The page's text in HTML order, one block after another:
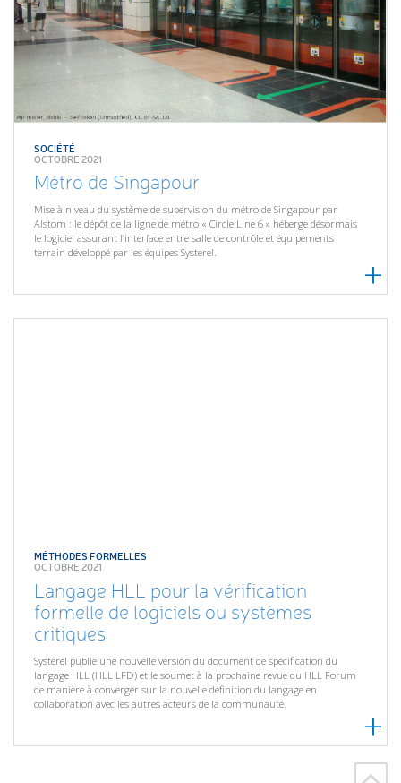
SOCIÉTÉ
OCTOBRE 2021
Métro de Singapour
Mise à niveau du système de supervision du métro de Singapour par
Alstom : le dépôt de la ligne de métro « Circle Line 6 » héberge désormais
le logiciel assurant l’interface entre salle de contrôle et équipements
terrain développé par les équipes Systerel.
MÉTHODES FORMELLES
OCTOBRE 2021
Langage HLL pour la vérification
formelle de logiciels ou systèmes
critiques
Systerel publie une nouvelle version du document de spécification du
langage HLL (HLL LFD) et le soumet à la prochaine revue du HLL Forum
de manière à converger sur la nouvelle définition du langage en
collaboration avec les autres acteurs de la communauté.